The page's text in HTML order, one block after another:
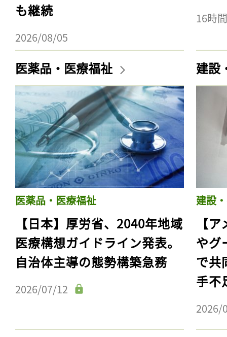
も継続
2026/08/05
16時
医薬品・医療福祉
医薬品・医療福祉
【日本】厚労省、2040年地域
医療構想ガイドライン発表。
自治体主導の態勢構築急務
2026/07/12
建設
建設
【
やグ
で共
手不
2026/